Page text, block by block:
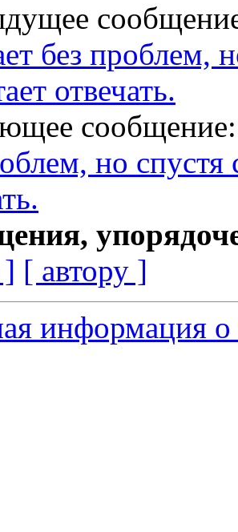
без проблем,
отвечать.
но спустя
[ автору ]
информация